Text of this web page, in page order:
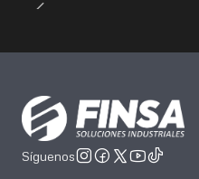
Síguenos